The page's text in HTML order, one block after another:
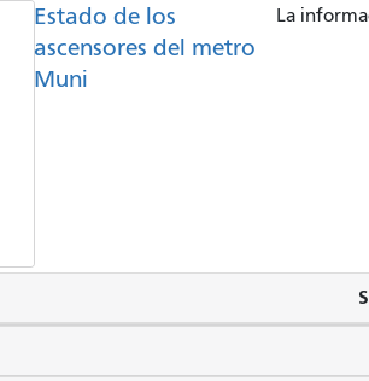
Estado de los
ascensores del metro
Muni
La